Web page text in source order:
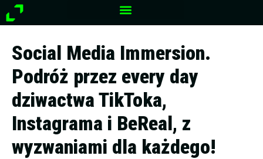
Przejdź
do
Social Media Immersion.
Podróż przez every day
dziwactwa TikToka,
Instagrama i BeReal, z
wyzwaniami dla każdego!